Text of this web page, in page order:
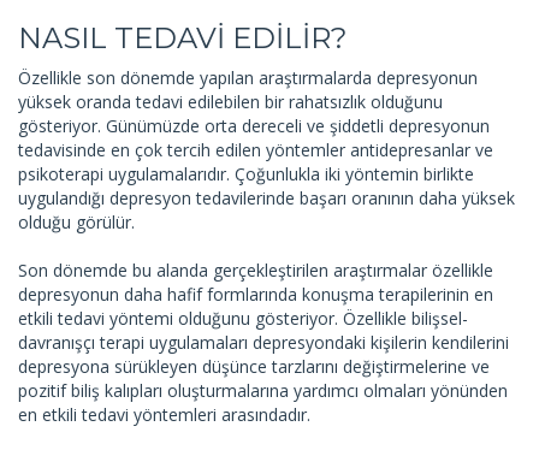
NASIL TEDAVİ EDİLİR?
Özellikle son dönemde yapılan araştırmalarda depresyonun
yüksek oranda tedavi edilebilen bir rahatsızlık olduğunu
gösteriyor. Günümüzde orta dereceli ve şiddetli depresyonun
tedavisinde en çok tercih edilen yöntemler antidepresanlar ve
psikoterapi uygulamalarıdır. Çoğunlukla iki yöntemin birlikte
uygulandığı depresyon tedavilerinde başarı oranının daha yüksek
olduğu görülür.
Son dönemde bu alanda gerçekleştirilen araştırmalar özellikle
depresyonun daha hafif formlarında konuşma terapilerinin en
etkili tedavi yöntemi olduğunu gösteriyor. Özellikle bilişsel-
davranışçı terapi uygulamaları depresyondaki kişilerin kendilerini
depresyona sürükleyen düşünce tarzlarını değiştirmelerine ve
pozitif biliş kalıpları oluşturmalarına yardımcı olmaları yönünden
en etkili tedavi yöntemleri arasındadır.